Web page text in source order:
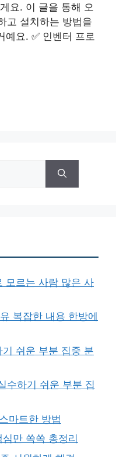
요. 이 글을 통해 오
고 설치하는 방법을
예요. ✅ 인벤터 프로
모르는 사람 많은 사
복잡한 내용 한방에
쉬운 부분 집중 분
수하기 쉬운 부분 집
마트한 방법
만 쏙쏙 총정리